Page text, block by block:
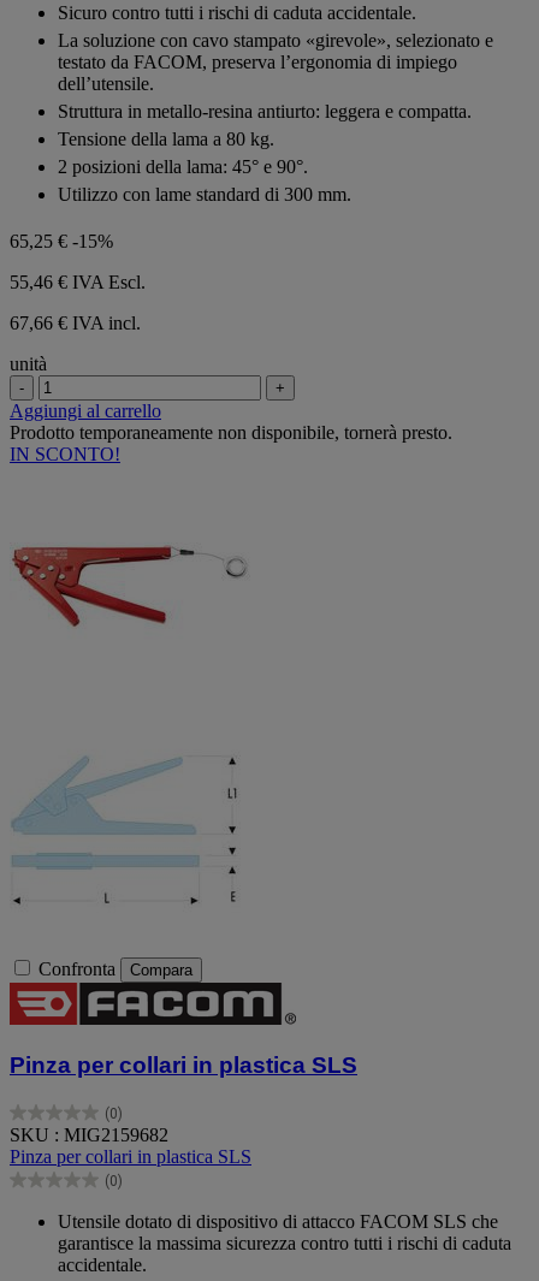
stelle.
Sicuro contro tutti i rischi di caduta accidentale.
La soluzione con cavo stampato «girevole», selezionato e
testato da FACOM, preserva l’ergonomia di impiego
dell’utensile.
Struttura in metallo-resina antiurto: leggera e compatta.
Tensione della lama a 80 kg.
2 posizioni della lama: 45° e 90°.
Utilizzo con lame standard di 300 mm.
65,25 € -15%
55,46 € IVA Escl.
67,66 € IVA incl.
unità
- +
Aggiungi al carrello
Prodotto temporaneamente non disponibile, tornerà presto.
IN SCONTO!
Confronta Compara
Pinza per collari in plastica SLS
(0)
0.0
su
5
stelle.
SKU : MIG2159682
Pinza per collari in plastica SLS
(0)
0.0
Utensile dotato di dispositivo di attacco FACOM SLS che
garantisce la massima sicurezza contro tutti i rischi di caduta
accidentale.